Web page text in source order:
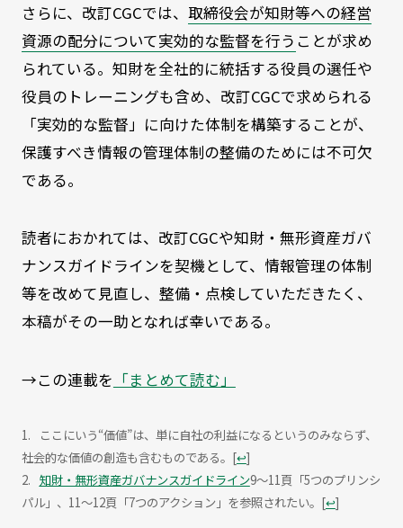
さらに、改訂CGCでは、 取締役会が知財等への経営
資源の配分について実効的な監督を行う ことが求め
られている。知財を全社的に統括する役員の選任や
役員のトレーニングも含め、改訂CGCで求められる
「実効的な監督」に向けた体制を構築することが、
保護すべき情報の管理体制の整備のためには不可欠
である。
読者におかれては、改訂CGCや知財・無形資産ガバ
ナンスガイドラインを契機として、情報管理の体制
等を改めて見直し、整備・点検していただきたく、
本稿がその一助となれば幸いである。
→この連載を 「まとめて読む」
ここにいう“価値”は、単に自社の利益になるというのみならず、
社会的な価値の創造も含むものである。 [↩]
知財・無形資産ガバナンスガイドライン9～11頁「5つのプリンシ
パル」、11～12頁「7つのアクション」を参照されたい。 [↩]